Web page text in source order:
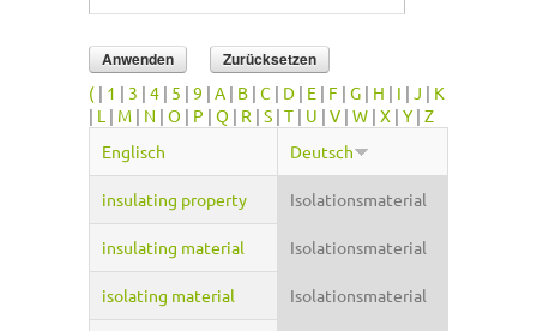
( | 1 | 3 | 4 | 5 | 9 | A | B | C | D | E | F | G | H | I | J | K
| L | M | N | O | P | Q | R | S | T | U | V | W | X | Y | Z
Englisch
Deutsch
insulating property Isolationsmaterial
insulating material Isolationsmaterial
isolating material Isolationsmaterial